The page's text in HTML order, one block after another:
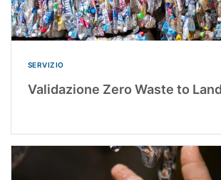
SERVIZIO
Validazione Zero Waste to